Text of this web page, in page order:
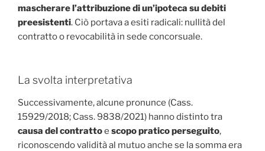
mascherare l’attribuzione di un’ipoteca su debiti
preesistenti. Ciò portava a esiti radicali: nullità del
contratto o revocabilità in sede concorsuale.
La svolta interpretativa
Successivamente, alcune pronunce (Cass.
15929/2018; Cass. 9838/2021) hanno distinto tra
causa del contrattoe scopo pratico perseguito,
riconoscendo validità al mutuo anche se la somma era